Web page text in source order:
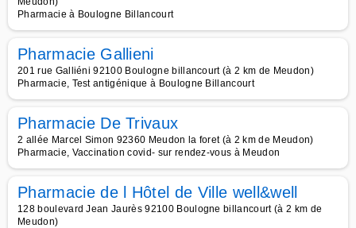
Pharmacie à Boulogne Billancourt
Pharmacie Gallieni
201 rue Galliéni 92100 Boulogne billancourt (à 2 km de Meudon)
Pharmacie, Test antigénique à Boulogne Billancourt
Pharmacie De Trivaux
2 allée Marcel Simon 92360 Meudon la foret (à 2 km de Meudon)
Pharmacie, Vaccination covid- sur rendez-vous à Meudon
Pharmacie de l Hôtel de Ville well&well
128 boulevard Jean Jaurès 92100 Boulogne billancourt (à 2 km de
Meudon)